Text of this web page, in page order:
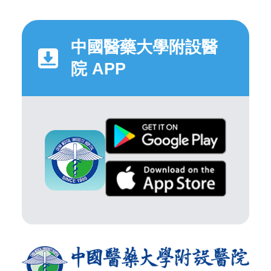
中國醫藥大學附設醫
院 APP